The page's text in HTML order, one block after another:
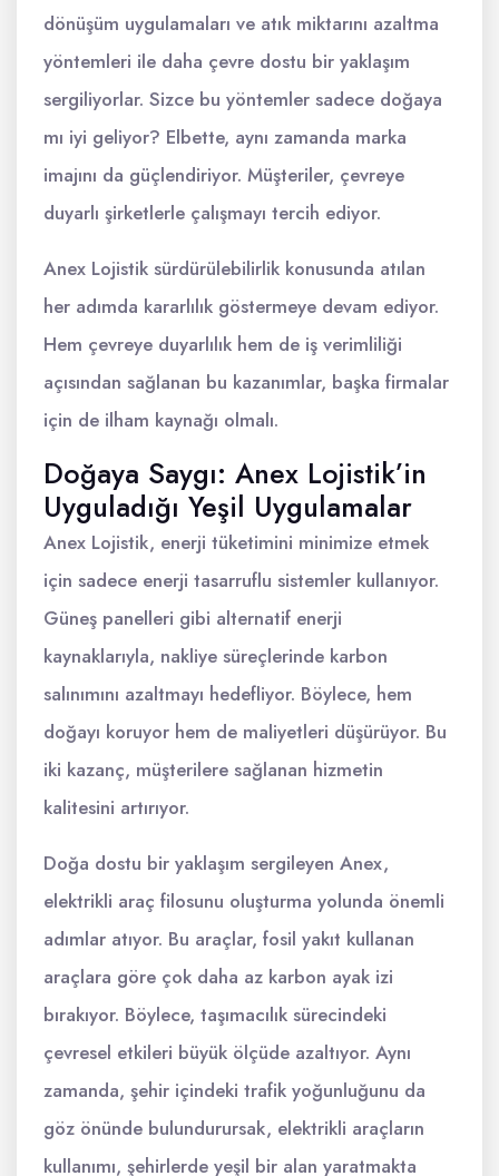
dönüşüm uygulamaları ve atık miktarını azaltma
yöntemleri ile daha çevre dostu bir yaklaşım
sergiliyorlar. Sizce bu yöntemler sadece doğaya
mı iyi geliyor? Elbette, aynı zamanda marka
imajını da güçlendiriyor. Müşteriler, çevreye
duyarlı şirketlerle çalışmayı tercih ediyor.
Anex Lojistik sürdürülebilirlik konusunda atılan
her adımda kararlılık göstermeye devam ediyor.
Hem çevreye duyarlılık hem de iş verimliliği
açısından sağlanan bu kazanımlar, başka firmalar
için de ilham kaynağı olmalı.
Doğaya Saygı: Anex Lojistik’in
Uyguladığı Yeşil Uygulamalar
Anex Lojistik, enerji tüketimini minimize etmek
için sadece enerji tasarruflu sistemler kullanıyor.
Güneş panelleri gibi alternatif enerji
kaynaklarıyla, nakliye süreçlerinde karbon
salınımını azaltmayı hedefliyor. Böylece, hem
doğayı koruyor hem de maliyetleri düşürüyor. Bu
iki kazanç, müşterilere sağlanan hizmetin
kalitesini artırıyor.
Doğa dostu bir yaklaşım sergileyen Anex,
elektrikli araç filosunu oluşturma yolunda önemli
adımlar atıyor. Bu araçlar, fosil yakıt kullanan
araçlara göre çok daha az karbon ayak izi
bırakıyor. Böylece, taşımacılık sürecindeki
çevresel etkileri büyük ölçüde azaltıyor. Aynı
zamanda, şehir içindeki trafik yoğunluğunu da
göz önünde bulundurursak, elektrikli araçların
kullanımı, şehirlerde yeşil bir alan yaratmakta